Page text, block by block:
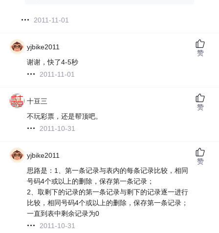
2011-11-01
yjbike2011
谢谢，快了4-5秒
2011-11-01
赞
十豆三
不玩彩票，还是帮顶吧。
2011-10-31
赞
yjbike2011
思路是：1、第一条记录与表内的每条记录比较，相同
号码4个或以上的删除，保存第一条记录；
2、取剩下的记录的第一条记录与剩下的记录逐一进行
比较，相同号码4个或以上的删除，保存第一条记录；
一直到表中剩余记录为0
2011-10-31
赞